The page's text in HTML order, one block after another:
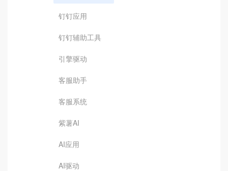
钉钉应用
钉钉辅助工具
引擎驱动
客服助手
客服系统
紫薯AI
AI应用
AI驱动